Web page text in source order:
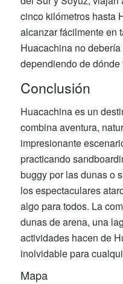
cinco kilómetros hasta
alcanzar fácilmente en
Huacachina no
dependiendo de dónde
Conclusión
Huacachina es un
combina aventura,
impresionante
practicando
buggy por las dunas o
los espectaculares
algo para todos. La
dunas de arena, una
actividades hacen de
inolvidable para
Mapa